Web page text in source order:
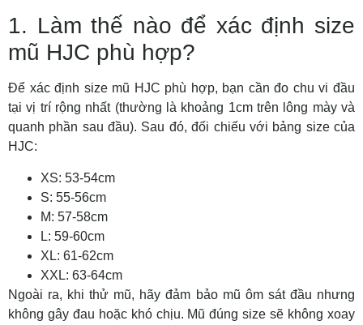
1. Làm thế nào để xác định size
mũ HJC phù hợp?
Để xác định size mũ HJC phù hợp, bạn cần đo chu vi đầu
tại vị trí rộng nhất (thường là khoảng 1cm trên lông mày và
quanh phần sau đầu). Sau đó, đối chiếu với bảng size của
HJC:
XS: 53-54cm
S: 55-56cm
M: 57-58cm
L: 59-60cm
XL: 61-62cm
XXL: 63-64cm
Ngoài ra, khi thử mũ, hãy đảm bảo mũ ôm sát đầu nhưng
không gây đau hoặc khó chịu. Mũ đúng size sẽ không xoay